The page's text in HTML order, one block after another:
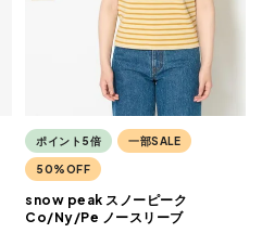
ポイント5倍 一部SALE
50%OFF
snow peak スノーピーク
Co/Ny/Pe ノースリーブ